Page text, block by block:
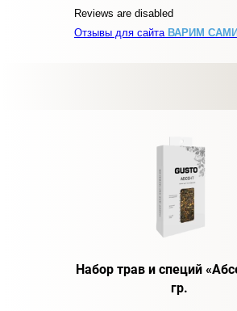
Reviews are disabled
Отзывы для сайта ВАРИМ САМИ
Набор трав и специй
гр.